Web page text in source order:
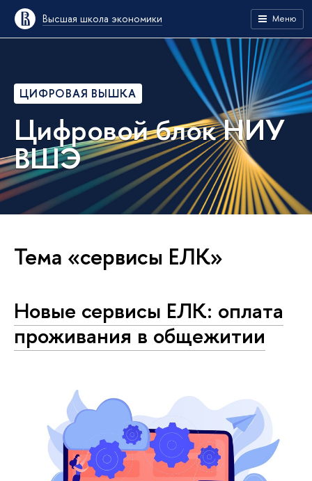
Высшая школа экономики Меню
ЦИФРОВАЯ ВЫШКА
Цифровой блок НИУ
ВШЭ
Тема «сервисы ЕЛК»
Новые сервисы ЕЛК: оплата
проживания в общежитии